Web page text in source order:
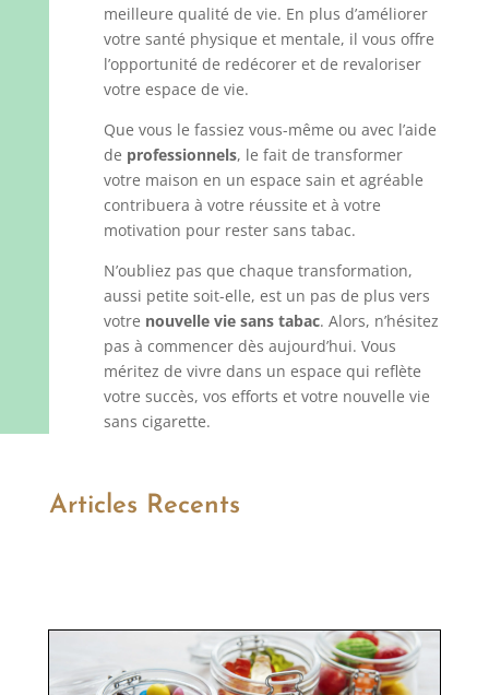
meilleure qualité de vie. En plus d’améliorer
votre santé physique et mentale, il vous offre
l’opportunité de redécorer et de revaloriser
votre espace de vie.
Que vous le fassiez vous-même ou avec l’aide
de professionnels, le fait de transformer
votre maison en un espace sain et agréable
contribuera à votre réussite et à votre
motivation pour rester sans tabac.
N’oubliez pas que chaque transformation,
aussi petite soit-elle, est un pas de plus vers
votre nouvelle vie sans tabac. Alors, n’hésitez
pas à commencer dès aujourd’hui. Vous
méritez de vivre dans un espace qui reflète
votre succès, vos efforts et votre nouvelle vie
sans cigarette.
Articles Recents